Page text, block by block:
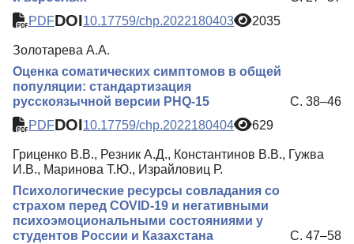
PDFDOI10.17759/chp.2022180403 2035
Золотарева А.А.
Оценка соматических симптомов в общей
популяции: стандартизация
русскоязычной версии PHQ-15
С. 38–46
PDFDOI10.17759/chp.2022180404 629
Гриценко В.В., Резник А.Д., Константинов В.В., Гужва
И.В., Маринова Т.Ю., Израйловиц Р.
Психологические ресурсы совладания со
страхом перед COVID-19 и негативными
психоэмоциональными состояниями у
студентов России и Казахстана
С. 47–58